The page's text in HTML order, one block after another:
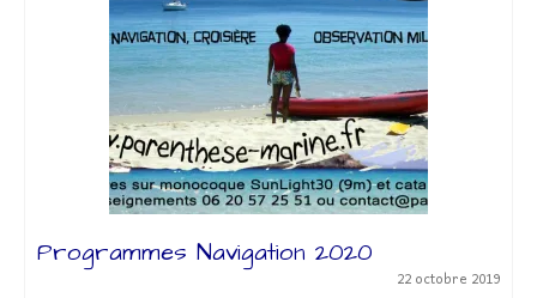
Livre de bord
Contact
Programmes Navigation 2020
22 octobre 2019